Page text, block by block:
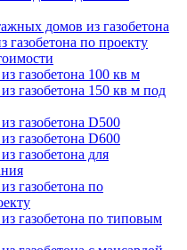
домов из газобетона
газобетона по проекту
газобетона 100 кв м
газобетона 150 кв м под
газобетона D500
газобетона D600
газобетона для
газобетона по
газобетона по типовым